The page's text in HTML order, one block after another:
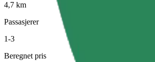
4,7 km
Passasjerer
1-3
Beregnet pris